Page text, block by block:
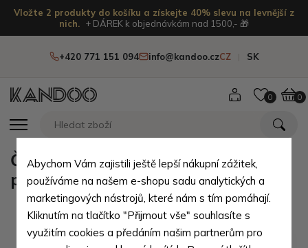
Vložte 2 produkty do košíku a získejte 40% slevu na levnější z
nich.
+ DÁREK k objednávkám nad 1500,- 🎁
+420 771 151 094 info@kandoo.czCZ SK
0 0
Červená dámská střední kožená
peněženka s klopnou Aspasia
Abychom Vám zajistili ještě lepší nákupní zážitek,
používáme na našem e-shopu sadu analytických a
marketingových nástrojů, které nám s tím pomáhají.
Kliknutím na tlačítko "Přijmout vše" souhlasíte s
využitím cookies a předáním našim partnerům pro